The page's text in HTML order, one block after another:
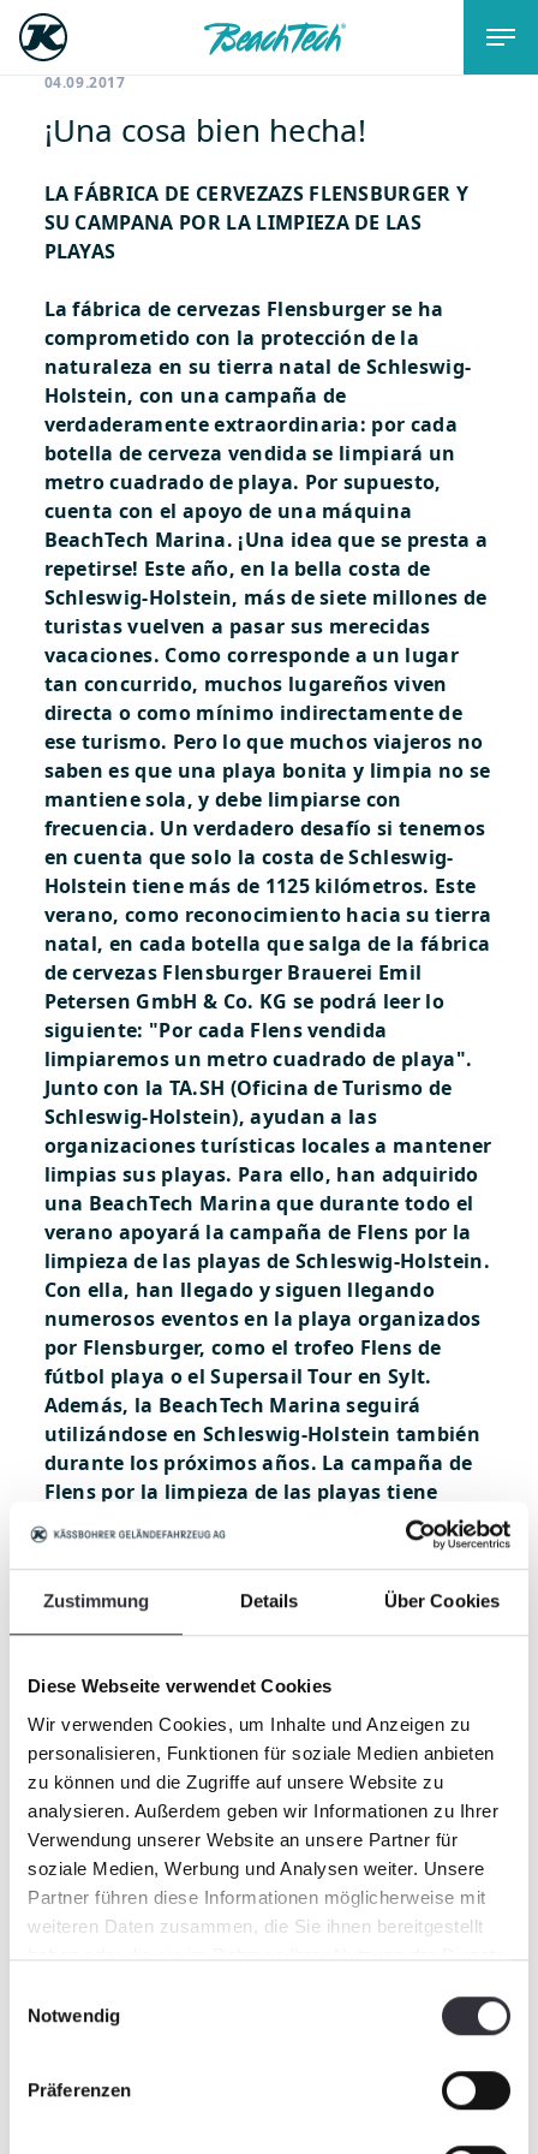
Zustimmung Details Über Cookies
Diese Webseite verwendet Cookies
Wir verwenden Cookies, um Inhalte und Anzeigen zu
personalisieren, Funktionen für soziale Medien anbieten
zu können und die Zugriffe auf unsere Website zu
analysieren. Außerdem geben wir Informationen zu Ihrer
Verwendung unserer Website an unsere Partner für
soziale Medien, Werbung und Analysen weiter. Unsere
Partner führen diese Informationen möglicherweise mit
weiteren Daten zusammen, die Sie ihnen bereitgestellt
haben oder die sie im Rahmen Ihrer Nutzung der Dienste
Notwendig
Präferenzen
04.09.2017
¡Una cosa bien hecha!
LA FÁBRICA DE CERVEZAZS FLENSBURGER Y
SU CAMPANA POR LA LIMPIEZA DE LAS
PLAYAS
La fábrica de cervezas Flensburger se ha
comprometido con la protección de la
naturaleza en su tierra natal de Schleswig-
Holstein, con una campaña de
verdaderamente extraordinaria: por cada
botella de cerveza vendida se limpiará un
metro cuadrado de playa. Por supuesto,
cuenta con el apoyo de una máquina
BeachTech Marina. ¡Una idea que se presta a
repetirse! Este año, en la bella costa de
Schleswig-Holstein, más de siete millones de
turistas vuelven a pasar sus merecidas
vacaciones. Como corresponde a un lugar
tan concurrido, muchos lugareños viven
directa o como mínimo indirectamente de
ese turismo. Pero lo que muchos viajeros no
saben es que una playa bonita y limpia no se
mantiene sola, y debe limpiarse con
frecuencia. Un verdadero desafío si tenemos
en cuenta que solo la costa de Schleswig-
Holstein tiene más de 1125 kilómetros. Este
verano, como reconocimiento hacia su tierra
natal, en cada botella que salga de la fábrica
de cervezas Flensburger Brauerei Emil
Petersen GmbH & Co. KG se podrá leer lo
siguiente: "Por cada Flens vendida
limpiaremos un metro cuadrado de playa".
Junto con la TA.SH (Oficina de Turismo de
Schleswig-Holstein), ayudan a las
organizaciones turísticas locales a mantener
limpias sus playas. Para ello, han adquirido
una BeachTech Marina que durante todo el
verano apoyará la campaña de Flens por la
limpieza de las playas de Schleswig-Holstein.
Con ella, han llegado y siguen llegando
numerosos eventos en la playa organizados
por Flensburger, como el trofeo Flens de
fútbol playa o el Supersail Tour en Sylt.
Además, la BeachTech Marina seguirá
utilizándose en Schleswig-Holstein también
durante los próximos años. La campaña de
Flens por la limpieza de las playas tiene
como objetivo alcanzar la asombrosa cifra
de 33 500 000 metros cuadrados de playa
limpia. Nos parece una idea extraordinaria:
una publicidad perfecta para todos los
implicados y un compromiso firme con el
https://www.youtube.com/watch?
v=3R1HYlXx6Yg
https://www.youtube.com/watch?
v=5GXhhtW9WT4